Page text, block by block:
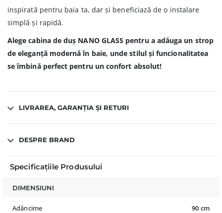
inspirată pentru baia ta, dar și beneficiază de o instalare
simplă și rapidă.
Alege cabina de duș NANO GLASS pentru a adăuga un strop
de eleganță modernă în baie, unde stilul și funcionalitatea
se îmbină perfect pentru un confort absolut!
LIVRAREA, GARANȚIA ȘI RETURI
DESPRE BRAND
Specificațiile Produsului
DIMENSIUNI
Adâncime 90 cm